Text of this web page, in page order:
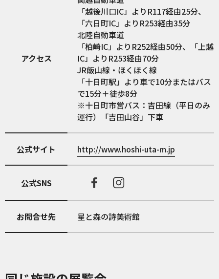
アクセス
「越後川口IC」よりR117経由25分、
「六日町IC」よりR253経由35分
北陸自動車道
「柏崎IC」よりR252経由50分、「上越
IC」よりR253経由70分
JR飯山線・ほくほく線
「十日町駅」より車で10分またはバス
で15分＋徒歩8分
※十日町市営バス：吉田線（平日のみ
運行）「吉田山谷」下車
公式サイト http://www.hoshi-uta-m.jp
公式SNS
お問合せ先 星と森の詩美術館